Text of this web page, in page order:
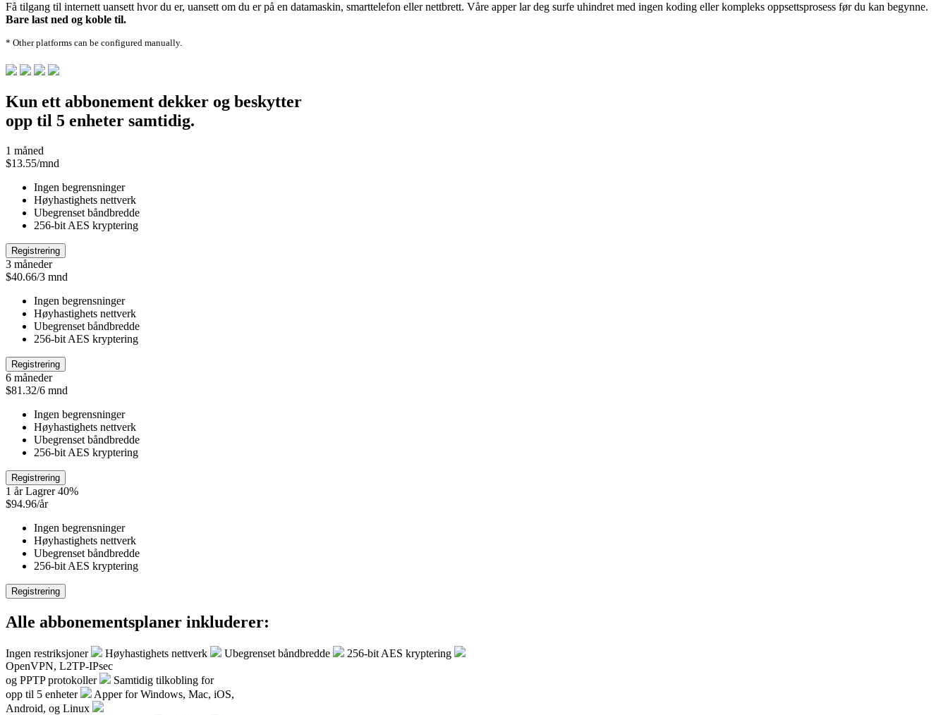
Få tilgang til internett uansett hvor du er, uansett om du er på en datamaskin, smarttelefon eller nettbrett. Våre apper lar deg surfe uhindret med ingen koding eller kompleks oppsettsprosess før du kan begynne.
Bare last ned og koble til.
* Other platforms can be configured manually.
Kun ett abbonement dekker og beskytter
opp til 5 enheter samtidig.
1 måned
$13.55/mnd
Ingen begrensninger
Høyhastighets nettverk
Ubegrenset båndbredde
256-bit AES kryptering
Registrering
3 måneder
$40.66/3 mnd
Ingen begrensninger
Høyhastighets nettverk
Ubegrenset båndbredde
256-bit AES kryptering
Registrering
6 måneder
$81.32/6 mnd
Ingen begrensninger
Høyhastighets nettverk
Ubegrenset båndbredde
256-bit AES kryptering
Registrering
1 årLagrer 40%
$94.96/år
Ingen begrensninger
Høyhastighets nettverk
Ubegrenset båndbredde
256-bit AES kryptering
Registrering
Alle abbonementsplaner inkluderer:
Ingen restriksjoner Høyhastighets nettverk Ubegrenset båndbredde
256-bit AES kryptering
OpenVPN, L2TP-IPsec
og PPTP protokoller
Samtidig tilkobling for
opp til 5 enheter
Apper for Windows, Mac, iOS,
Android, og Linux